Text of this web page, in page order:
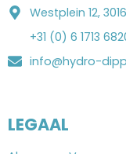
Westplein 12,
+31 (0) 6 1713
info@hydro-
LEGAAL